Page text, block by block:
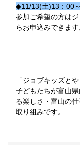
◆11/13(土)13：00
参加ご希望の方は
らお申込みできます
「ジョブキッズと
子どもたちが富山
る楽しさ・富山の
取り組みです。